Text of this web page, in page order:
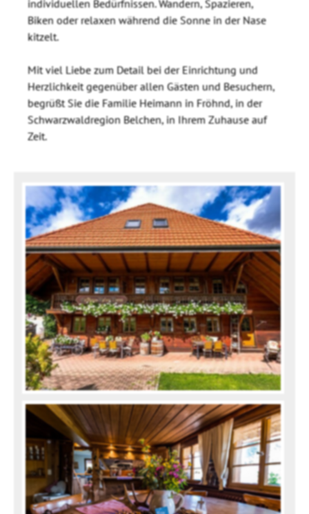
individuellen Bedürfnissen. Wandern, Spazieren,
Biken oder relaxen während die Sonne in der Nase
kitzelt.
Mit viel Liebe zum Detail bei der Einrichtung und
Herzlichkeit gegenüber allen Gästen und Besuchern,
begrüßt Sie die Familie Heimann in Fröhnd, in der
Schwarzwaldregion Belchen, in Ihrem Zuhause auf
Zeit.